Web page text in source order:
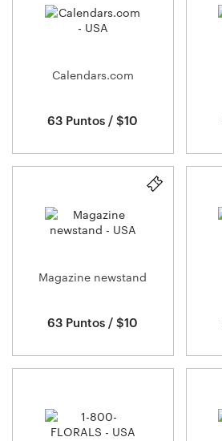
Calendars.com
63 Puntos / $10
Magazine newstand
63 Puntos / $10